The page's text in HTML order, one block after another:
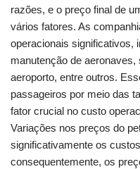
razões, e o preço final de
vários fatores. As
operacionais significativos,
manutenção de
aeroporto, entre outros.
passageiros por meio das
fator crucial no custo
Variações nos preços do
significativamente os
consequentemente, os